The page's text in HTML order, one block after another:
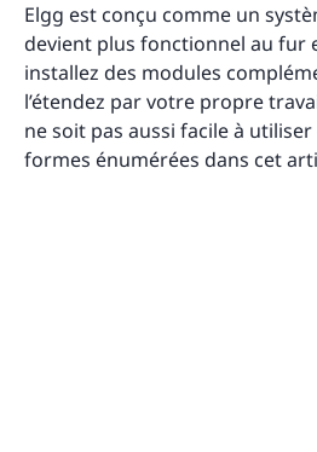
Elgg est conçu comme un
devient plus fonctionnel au fur
installez des modules
l’étendez par votre propre
ne soit pas aussi facile à
formes énumérées dans cet